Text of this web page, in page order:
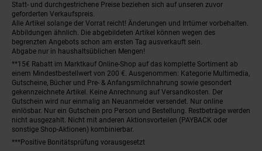
Statt- und durchgestrichene Preise beziehen sich auf unseren zuvor
geforderten Verkaufspreis.
Alle Artikel solange der Vorrat reicht! Änderungen und Irrtümer vorbehalten.
Abbildungen ähnlich. Die abgebildeten Artikel können wegen des
begrenzten Angebots schon am ersten Tag ausverkauft sein.
Abgabe nur in haushaltsüblichen Mengen!
**15€ Rabatt im Marktkauf Online-Shop auf das komplette Sortiment ab
einem Mindestbestellwert von 200 €. Ausgenommen: Kategorie Multimedia,
Gutscheine, Bücher und Pre- & Anfangsmilchnahrung sowie gesondert
gekennzeichnete Artikel. Keine Anrechnung auf Versandkosten. Der
Gutschein wird nur einmalig an Neuanmelder versendet. Nur online
einlösbar. Nur ein Gutschein pro Person und Bestellung. Restbeträge werden
nicht ausgezahlt. Nicht mit anderen Aktionsvorteilen (PAYBACK oder
sonstige Shop-Aktionen) kombinierbar.
***Positive Bonitätsprüfung vorausgesetzt